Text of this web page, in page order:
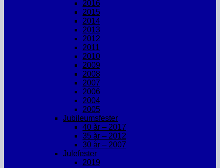
2016
2015
2014
2013
2012
2011
2010
2009
2008
2007
2006
2004
2005
Jubileumsfester
40 år – 2017
35 år – 2012
30 år – 2007
Julefester
2019